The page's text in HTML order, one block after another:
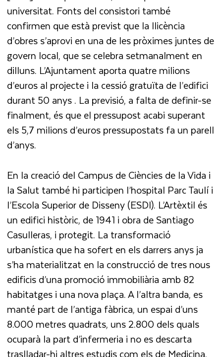
universitat. Fonts del consistori també
confirmen que està previst que la llicència
d’obres s’aprovi en una de les pròximes juntes de
govern local, que se celebra setmanalment en
dilluns. L’Ajuntament aporta quatre milions
d’euros al projecte i la cessió gratuïta de l’edifici
durant 50 anys . La previsió, a falta de definir-se
finalment, és que el pressupost acabi superant
els 5,7 milions d’euros pressupostats fa un parell
d’anys.
En la creació del Campus de Ciències de la Vida i
la Salut també hi participen l’hospital Parc Taulí i
l’Escola Superior de Disseny (ESDI). L’Artèxtil és
un edifici històric, de 1941 i obra de Santiago
Casulleras, i protegit. La transformació
urbanística que ha sofert en els darrers anys ja
s’ha materialitzat en la construcció de tres nous
edificis d’una promoció immobiliària amb 82
habitatges i una nova plaça. A l’altra banda, es
manté part de l’antiga fàbrica, un espai d’uns
8.000 metres quadrats, uns 2.800 dels quals
ocuparà la part d’infermeria i no es descarta
traslladar-hi altres estudis com els de Medicina.